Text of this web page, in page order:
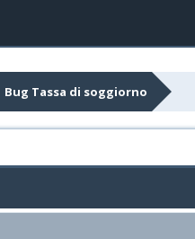
Bug Tassa di soggiorno